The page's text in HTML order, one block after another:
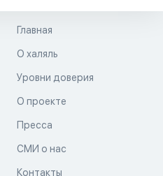
Главная
О халяль
Уровни доверия
О проекте
Пресса
СМИ о нас
Контакты